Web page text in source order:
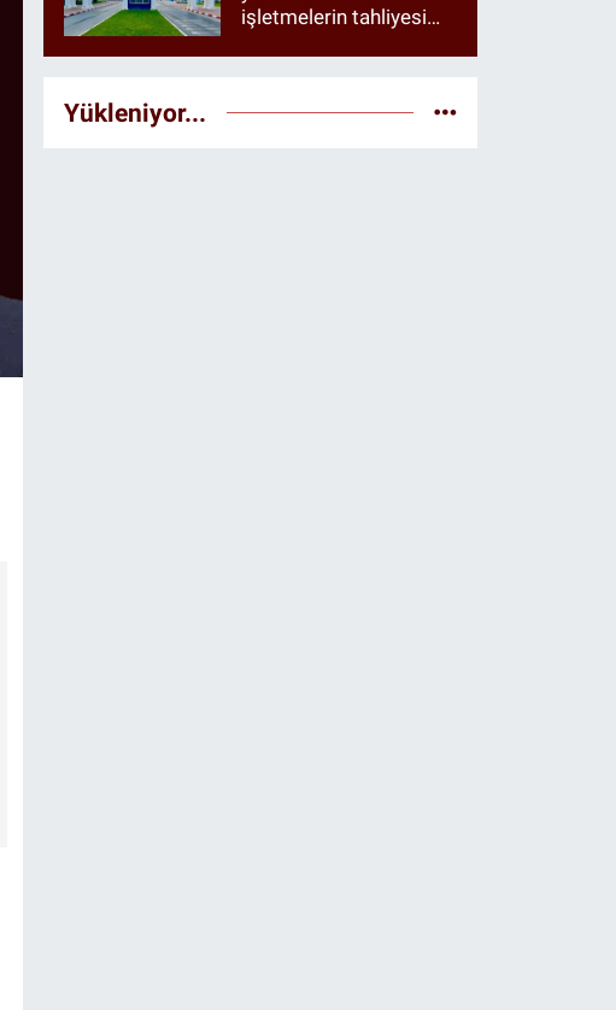
işletmelerin tahliyesi
Yükleniyor...